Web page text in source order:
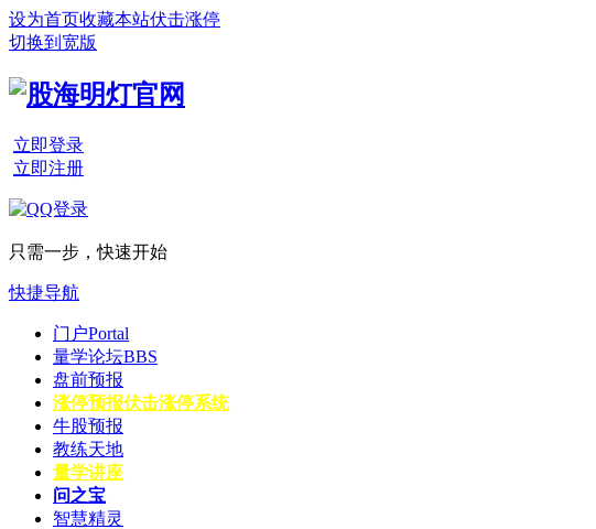
设为首页收藏本站伏击涨停
切换到宽版
立即登录
立即注册
只需一步，快速开始
快捷导航
门户Portal
量学论坛BBS
盘前预报
涨停预报伏击涨停系统
牛股预报
教练天地
量学讲座
问之宝
智慧精灵